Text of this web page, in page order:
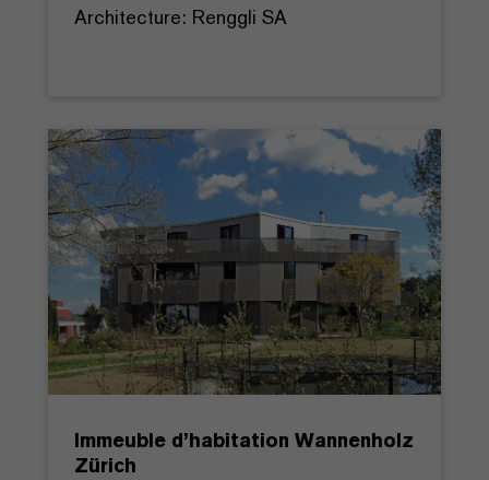
Architecture: Renggli SA
Immeuble d’habitation Wannenholz
Zürich